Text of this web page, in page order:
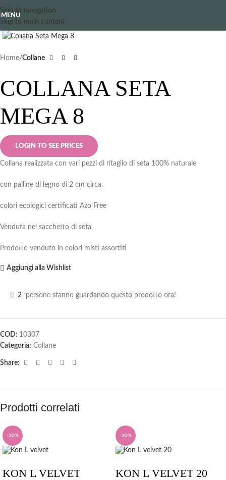
Skip to navigation
Skip to main content
MENU
Clicca per ingrandire
Home Collane
COLLANA SETA
MEGA 8
LOGIN TO SEE PRICES
Collana realizzata con vari pezzi di ritaglio di seta 100% naturale
con palline di legno di 2 cm circa.
colori ecologici certificati Azo Free
Venduta nel sacchetto di seta
Prodotto venduto in colori misti assortiti
Aggiungi alla Wishlist
2 persone stanno guardando questo prodotto ora!
COD: 10307
Categoria: Collane
Share:
Prodotti correlati
-30%
KON L VELVET
-30%
KON L VELVET 20